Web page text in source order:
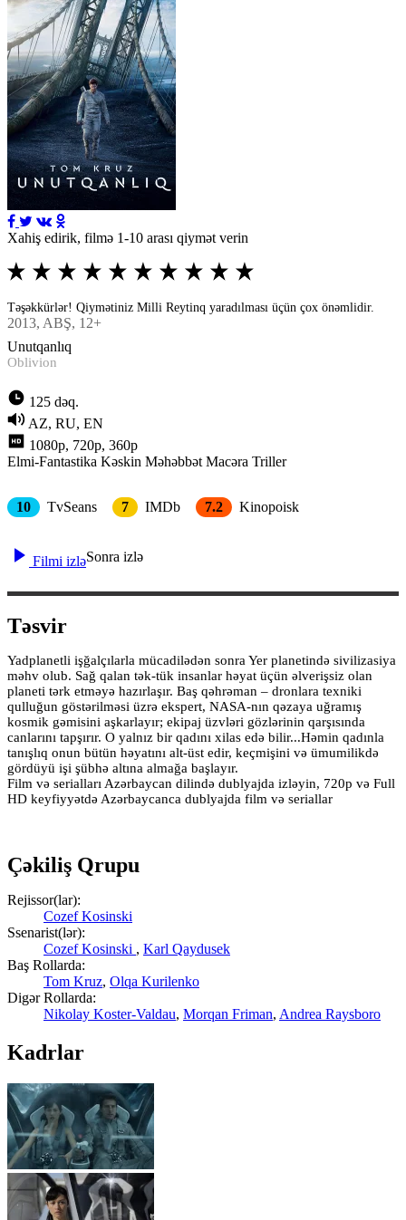
Xahiş edirik, filmə 1-10 arası qiymət verin
Təşəkkürlər! Qiymətiniz Milli Reytinq yaradılması üçün çox önəmlidir.
2013, ABŞ, 12+
Unutqanlıq
Oblivion
125 dəq.
AZ, RU, EN
1080p, 720p, 360p
Elmi-Fantastika Kəskin Məhəbbət Macəra Triller
10 TvSeans 7 IMDb 7.2 Kinopoisk
Filmi izləSonra izlə
Təsvir
Yadplanetli işğalçılarla mücadilədən sonra Yer planetində sivilizasiya
məhv olub. Sağ qalan tək-tük insanlar həyat üçün əlverişsiz olan
planeti tərk etməyə hazırlaşır. Baş qəhrəman – dronlara texniki
qulluğun göstərilməsi üzrə ekspert, NASA-nın qəzaya uğramış
kosmik gəmisini aşkarlayır; ekipaj üzvləri gözlərinin qarşısında
canlarını tapşırır. O yalnız bir qadını xilas edə bilir...Həmin qadınla
tanışlıq onun bütün həyatını alt-üst edir, keçmişini və ümumilikdə
gördüyü işi şübhə altına almağa başlayır.
Film və serialları Azərbaycan dilində dublyajda izləyin, 720p və Full
HD keyfiyyətdə Azərbaycanca dublyajda film və seriallar
Çəkiliş Qrupu
Rejissor(lar):
Cozef Kosinski
Ssenarist(lər):
Cozef Kosinski , Karl Qaydusek
Baş Rollarda:
Tom Kruz, Olqa Kurilenko
Digər Rollarda:
Nikolay Koster-Valdau, Morqan Friman, Andrea Raysboro
Kadrlar